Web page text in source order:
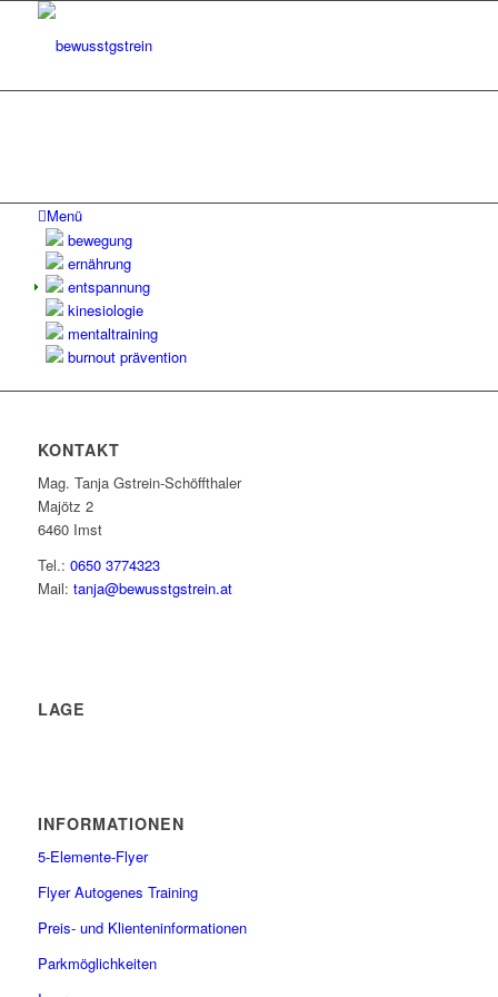
Menü
bewegung
ernährung
entspannung
kinesiologie
mentaltraining
burnout prävention
KONTAKT
Mag. Tanja Gstrein-Schöffthaler
Majötz 2
6460 Imst
Tel.: 0650 3774323
Mail: tanja@bewusstgstrein.at
LAGE
INFORMATIONEN
5-Elemente-Flyer
Flyer Autogenes Training
Preis- und Klienteninformationen
Parkmöglichkeiten